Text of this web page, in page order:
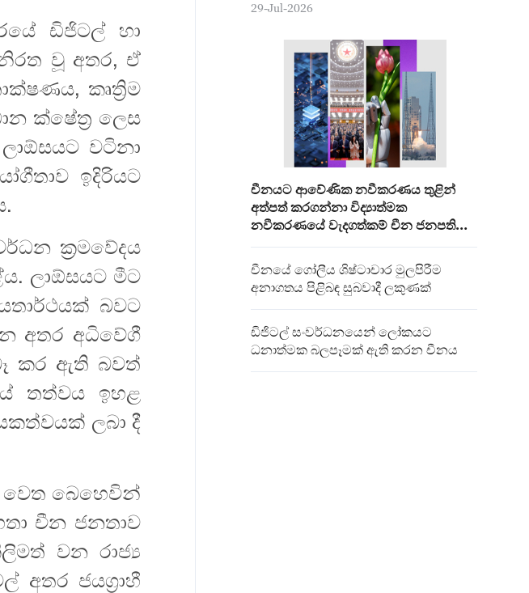
ඩිජිටල් හා
වූ අතර, ඒ
කෘත්‍රිම
ක්ෂේත්‍ර ලෙස
වටිනා
ඉදිරියට
ක්‍රමවේදය
ලාඕසයට මීට
බවට
අතර අධිවේගී
කර ඇති බවත්
තත්වය ඉහළ
ලබා දී
වෙත බෙහෙවින්
චීන ජනතාව
වන රාජ්‍ය
අතර ජයග්‍රාහී
29-Jul-2026
චීනයට ආවේණික නවීකරණය තුළින්
අත්පත් කරගන්නා විද්‍යාත්මක
නවීකරණයේ වැදගත්කම් චීන ජනපති
චීනයේ ගෝලීය ශිෂ්ටාචාර මුලපිරීම
අනාගතය පිළිබඳ සුබවාදී ලකුණක්
ඩිජිටල් සංවර්ධනයෙන් ලෝකයට
ධනාත්මක බලපෑමක් ඇති කරන චීනය